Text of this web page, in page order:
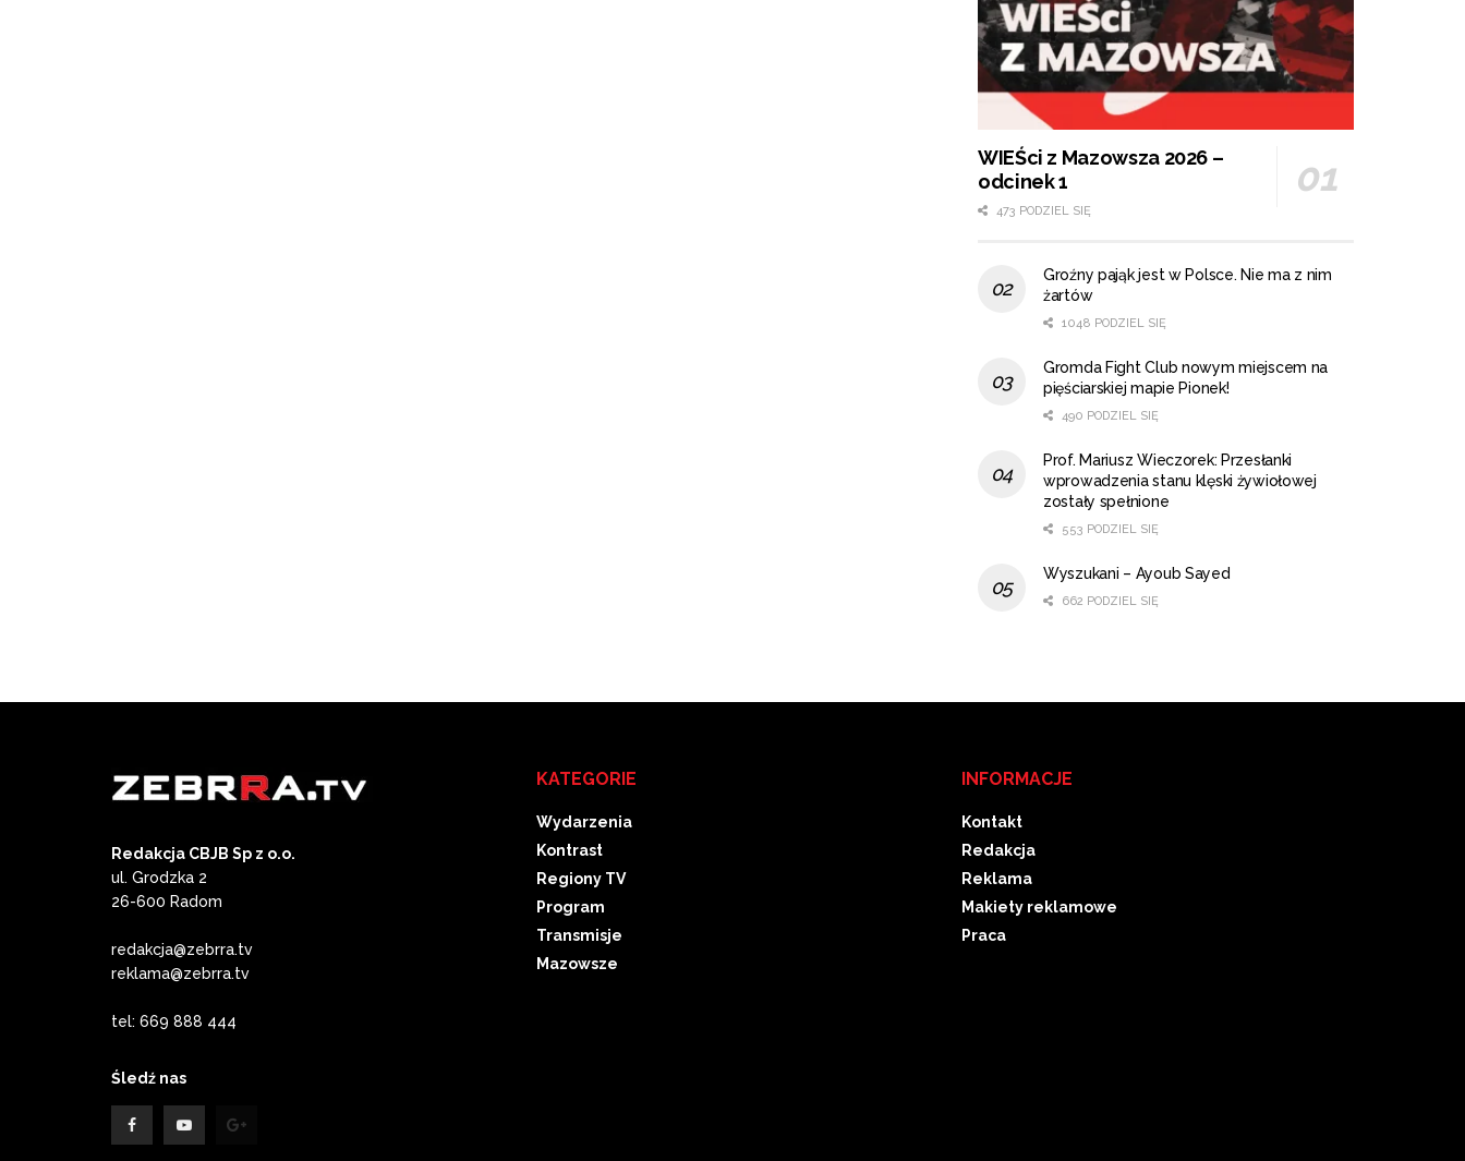
WIEŚci z Mazowsza 2026 –
odcinek 1
473 PODZIEL SIĘ
Groźny pająk jest w Polsce. Nie ma z nim
żartów
1048 PODZIEL SIĘ
Gromda Fight Club nowym miejscem na
pięściarskiej mapie Pionek!
490 PODZIEL SIĘ
Prof. Mariusz Wieczorek: Przesłanki
wprowadzenia stanu klęski żywiołowej
zostały spełnione
553 PODZIEL SIĘ
Wyszukani – Ayoub Sayed
662 PODZIEL SIĘ
Redakcja CBJB Sp z o.o.
ul. Grodzka 2
26-600 Radom
redakcja@zebrra.tv
reklama@zebrra.tv
tel: 669 888 444
Śledź nas
KATEGORIE
Wydarzenia
Kontrast
Regiony TV
Program
Transmisje
Mazowsze
INFORMACJE
Kontakt
Redakcja
Reklama
Makiety reklamowe
Praca